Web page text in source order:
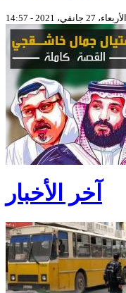
الأربعاء، 27 جانفي، 2021 - 14:57
آخر الأخبار